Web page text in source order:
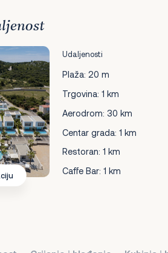
Udaljenosti
Plaža: 20 m
Trgovina: 1 km
Aerodrom: 30 km
Centar grada: 1 km
Restoran: 1 km
Caffe Bar: 1 km